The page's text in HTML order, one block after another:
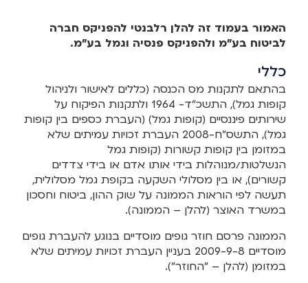
האמור בעמוד זה להלן רלבנטי להפניקס חברה
לביטוח בע"מ ולהפניקס פנסיה וגמל בע"מ.
כללי
בהתאם לתקנות מס הכנסה (כללים לאישור ולניהול
קופות גמל), התשכ"ד- 1964 ולתקנות הפיקוח על
שירותים פיננסיים (קופות גמל) (העברת כספים בין קופות
גמל), התשס"ח-2008 העברת זכויות עמיתים שלא
במזומן בין קופות קשורות (קופות גמל
הנשלטות/מנוהלות בידי אותו אדם או בידי צדדים
קשורים), או בין מסלולי השקעה בקופת גמל מסלולית,
תעשה לפי הוראות הממונה על שוק ההון, ביטוח וחסכון
במשרד האוצר (להלן – הממונה).
הממונה פרסם חוזר גופים מוסדיים בנוגע להעברת גופים
מוסדיים 2009-9-8 בעניין העברת זכויות עמיתים שלא
במזומן (להלן – "החוזר").